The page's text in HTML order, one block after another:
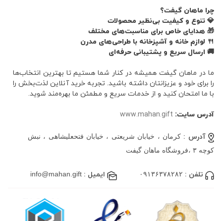
چرا ماهان گیفت؟
💎 تنوع و کیفیت بی‌نظیر محصولات
🎁 هدایای خاص برای مناسبت‌های مختلف
🍴 لوازم خانه و آشپزخانه با طراحی‌های مدرن
🚚 ارسال سریع و پشتیبانی حرفه‌ای
ما در ماهان گیفت همیشه در کنار شما هستیم تا بهترین انتخاب‌ها
را برای خود و عزیزانتان داشته باشید. تجربه خرید آنلاین لذت‌بخش را
با ما امتحان کنید و از خدمات سریع و مطمئن ما بهره‌مند شوید.
آدرس سایت: www.mahan.gift
آدرس :کرمان ، خیابان شریعتی ، خیابان فتحعلیشاهی ، نبش
کوچه ۳ ،فروشگاه ماهان گیفت
تلفن : ۰۹۱۳۶۳۷۸۲۸۲ ایمیل : info@mahan.gift